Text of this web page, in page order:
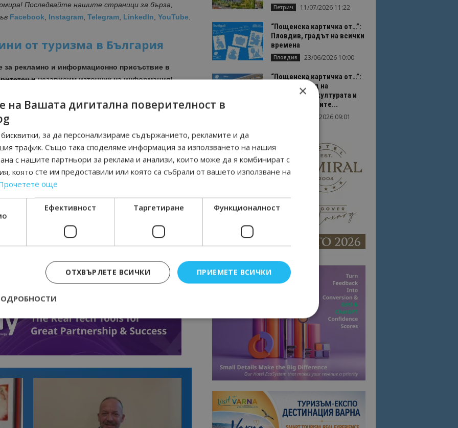
Последвайте нашите страници за бърза,
Facebook Instagram Telegram LinkedIn YouTube
от туризма в България
за рекламно и информационно присъствие в
и независим източник на информация!
НА АВИОКОМПАНИИ, ТУРОПЕРАТОРИ И
КАНАЛА НА BGTOURISM.BG -
в Google News Showcase
Петрич 11/07/2026 11:22
“Пощенска картичка от…”:
Пловдив, градът на всички
времена
Пловдив 23/06/2026 10:00
“Пощенска картичка от…”:
Перник – град на
традициите, културата и
вдъхновяващите...
17/06/2026 09:01
×
на Вашата дигитална поверителност в
за да персонализираме съдържанието, рекламите и да
трафик. Също така споделяме информация за използването на нашия
с нашите партньори за реклама и анализи, които може да я комбинират с
която сте им предоставили или която са събрали от вашето използване на
още
Ефективност Таргетиране Функционалност
ПРИЕМЕТЕ ВСИЧКИ
ОТХВЪРЛЕТЕ ВСИЧКИ
бисквитки позволяват основната функционалност на уебсайта, като потребителско влизане и
Уебсайтът не може да се използва правилно без строго необходими бисквитки.
7 дни
Тази бисквитка се използва, за да запомните съгласието
на потребителя за използването на бисквитки на сайта.